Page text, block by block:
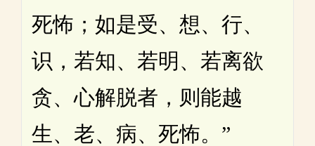
死怖；如是受、想、行、
识，若知、若明、若离欲
贪、心解脱者，则能越
生、老、病、死怖。”